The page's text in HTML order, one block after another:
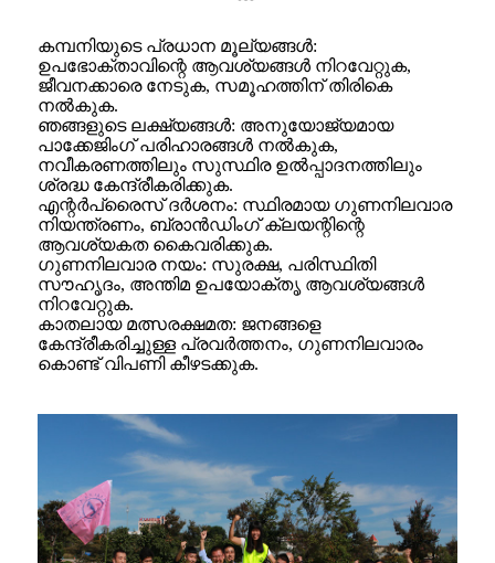
കമ്പനിയുടെ പ്രധാന മൂല്യങ്ങൾ:
ഉപഭോക്താവിന്റെ ആവശ്യങ്ങൾ നിറവേറ്റുക,
ജീവനക്കാരെ നേടുക, സമൂഹത്തിന് തിരികെ
നൽകുക.
ഞങ്ങളുടെ ലക്ഷ്യങ്ങൾ: അനുയോജ്യമായ
പാക്കേജിംഗ് പരിഹാരങ്ങൾ നൽകുക,
നവീകരണത്തിലും സുസ്ഥിര ഉൽപ്പാദനത്തിലും
ശ്രദ്ധ കേന്ദ്രീകരിക്കുക.
എന്റർപ്രൈസ് ദർശനം: സ്ഥിരമായ ഗുണനിലവാര
നിയന്ത്രണം, ബ്രാൻഡിംഗ് ക്ലയന്റിന്റെ
ആവശ്യകത കൈവരിക്കുക.
ഗുണനിലവാര നയം: സുരക്ഷ, പരിസ്ഥിതി
സൗഹൃദം, അന്തിമ ഉപയോക്തൃ ആവശ്യങ്ങൾ
നിറവേറ്റുക.
കാതലായ മത്സരക്ഷമത: ജനങ്ങളെ
കേന്ദ്രീകരിച്ചുള്ള പ്രവർത്തനം, ഗുണനിലവാരം
കൊണ്ട് വിപണി കീഴടക്കുക.